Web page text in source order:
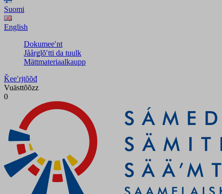
Suomi
English
Dokumeeʹnt
Jåårǥlõʹtti da tuulk
Mättmateriaalkaupp
Ǩeeʹrjtõõđ
Vuästtõõzz
0